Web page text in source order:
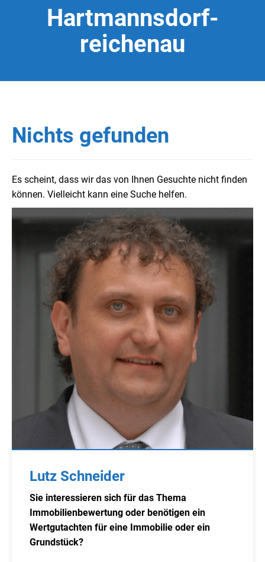
Hartmannsdorf-
reichenau
Nichts gefunden
Es scheint, dass wir das von Ihnen Gesuchte nicht finden
können. Vielleicht kann eine Suche helfen.
Lutz Schneider
Sie interessieren sich für das Thema
Immobilienbewertung oder benötigen ein
Wertgutachten für eine Immobilie oder ein
Grundstück?